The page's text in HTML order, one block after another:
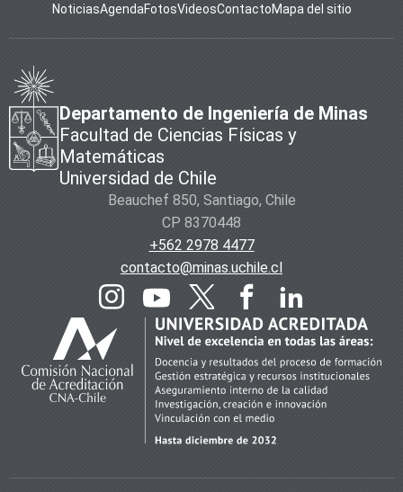
NoticiasAgendaFotosVideosContactoMapa del sitio
Departamento de Ingeniería de Minas
Facultad de Ciencias Físicas y
Matemáticas
Universidad de Chile
Beauchef 850, Santiago, Chile
CP 8370448
+562 2978 4477
contacto@minas.uchile.cl